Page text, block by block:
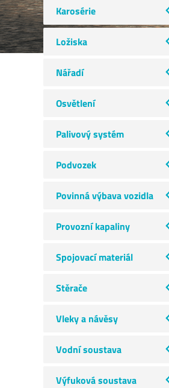
Karosérie
Ložiska
Nářadí
Osvětlení
Palivový systém
Podvozek
Povinná výbava vozidla
Provozní kapaliny
Spojovací materiál
Stěrače
Vleky a návěsy
Vodní soustava
Výfuková soustava